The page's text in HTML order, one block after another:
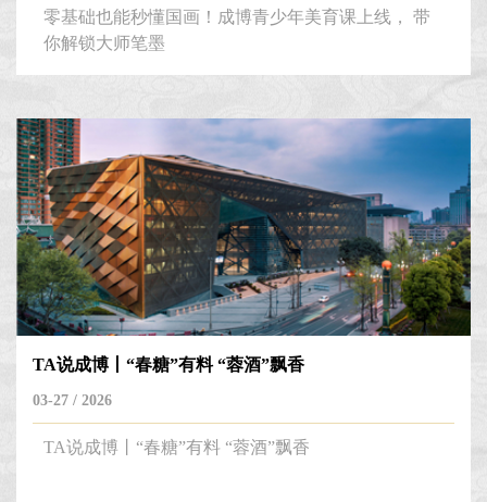
零基础也能秒懂国画！成博青少年美育课上线， 带
你解锁大师笔墨
TA说成博丨“春糖”有料 “蓉酒”飘香
03-27 / 2026
TA说成博丨“春糖”有料 “蓉酒”飘香